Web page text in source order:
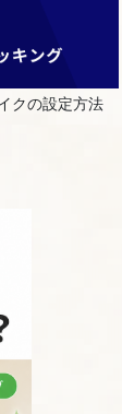
クの設定方法